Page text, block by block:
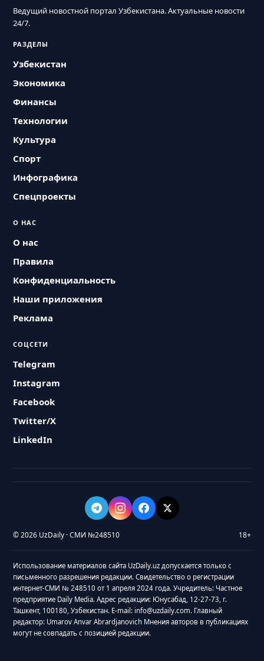
Ведущий новостной портал Узбекистана. Актуальные новости
24/7.
РАЗДЕЛЫ
Узбекистан
Экономика
Финансы
Технологии
Культура
Спорт
Инфографика
Спецпроекты
О НАС
О нас
Правила
Конфиденциальность
Наши приложения
Реклама
СОЦСЕТИ
Telegram
Instagram
Facebook
Twitter/X
LinkedIn
© 2026 UzDaily · СМИ №248510 18+
Использование материалов сайта UzDaily.uz допускается только с
письменного разрешения редакции. Свидетельство о регистрации
интернет-СМИ № 248510 от 1 апреля 2024 года. Учредитель: Частное
предприятие Daily Media. Адрес редакции: Юнусабад, 12-27-73, г.
Ташкент, 100180, Узбекистан. E-mail: info@uzdaily.com. Главный
редактор: Umarov Anvar Abrardjanovich Мнения авторов в публикациях
могут не совпадать с позицией редакции.